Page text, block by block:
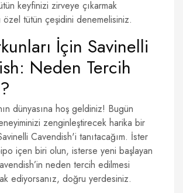
keyfinizi zirveye çıkarmak
özel tütün çeşidini denemelisiniz.
İçin Savinelli
Neden Tercih
dünyasına hoş geldiniz! Bugün
zenginleştirecek harika bir
Cavendish'i tanıtacağım. İster
içen biri olun, isterse yeni başlayan
neden tercih edilmesi
ediyorsanız, doğru yerdesiniz.